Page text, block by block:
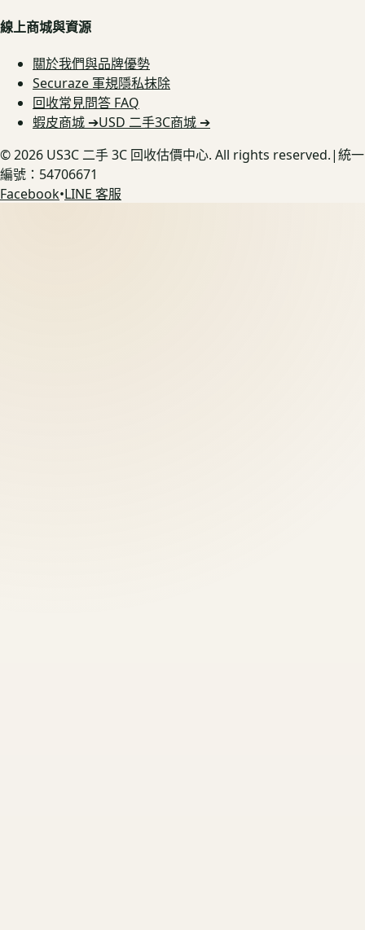
線上商城與資源
關於我們與品牌優勢
Securaze 軍規隱私抹除
回收常見問答 FAQ
蝦皮商城 ➔USD 二手3C商城 ➔
©2026 US3C 二手 3C 回收估價中心. All rights reserved.|統一
編號：54706671
Facebook•LINE 客服